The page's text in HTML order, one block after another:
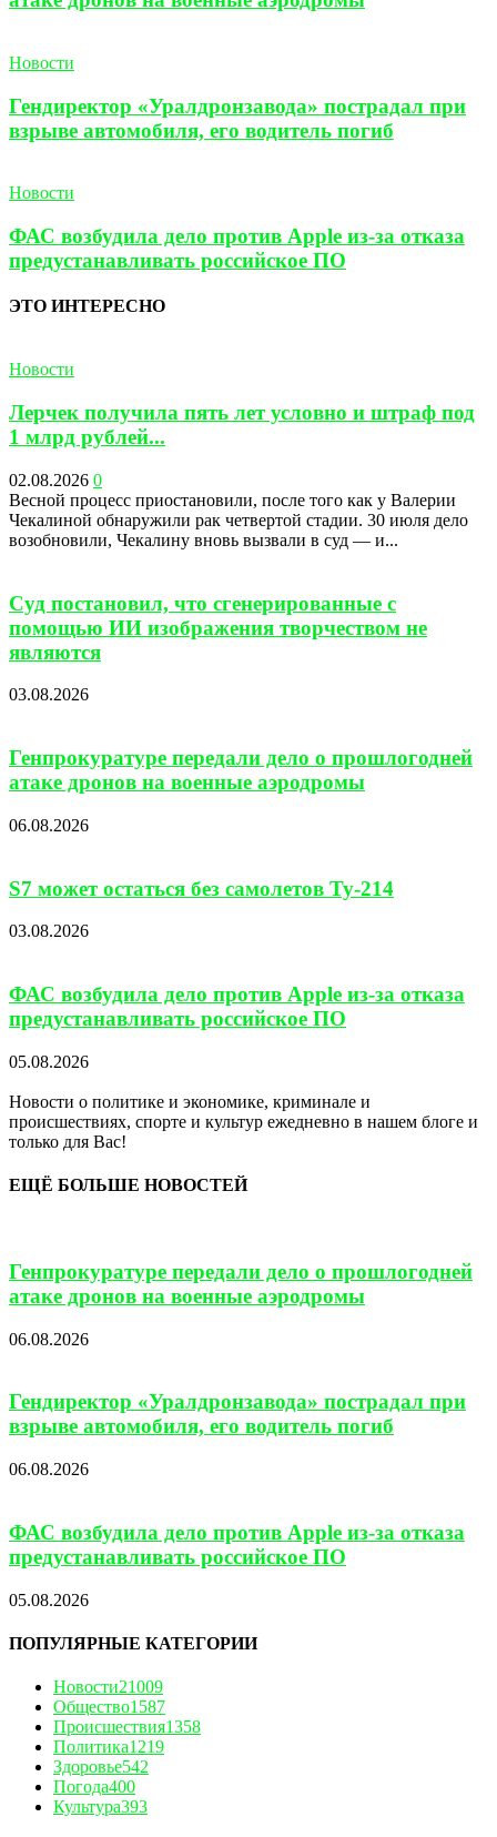
Новости
Гендиректор «Уралдронзавода» пострадал при
взрыве автомобиля, его водитель погиб
Новости
ФАС возбудила дело против Apple из-за отказа
предустанавливать российское ПО
ЭТО ИНТЕРЕСНО
Новости
Лерчек получила пять лет условно и штраф под
1 млрд рублей...
02.08.2026 0
Весной процесс приостановили, после того как у Валерии
Чекалиной обнаружили рак четвертой стадии. 30 июля дело
возобновили, Чекалину вновь вызвали в суд — и...
Суд постановил, что сгенерированные с
помощью ИИ изображения творчеством не
являются
03.08.2026
Генпрокуратуре передали дело о прошлогодней
атаке дронов на военные аэродромы
06.08.2026
S7 может остаться без самолетов Ту-214
03.08.2026
ФАС возбудила дело против Apple из-за отказа
предустанавливать российское ПО
05.08.2026
Новости о политике и экономике, криминале и
происшествиях, спорте и культур ежедневно в нашем блоге и
только для Вас!
ЕЩЁ БОЛЬШЕ НОВОСТЕЙ
Генпрокуратуре передали дело о прошлогодней
атаке дронов на военные аэродромы
06.08.2026
Гендиректор «Уралдронзавода» пострадал при
взрыве автомобиля, его водитель погиб
06.08.2026
ФАС возбудила дело против Apple из-за отказа
предустанавливать российское ПО
05.08.2026
ПОПУЛЯРНЫЕ КАТЕГОРИИ
Новости21009
Общество1587
Происшествия1358
Политика1219
Здоровье542
Погода400
Культура393